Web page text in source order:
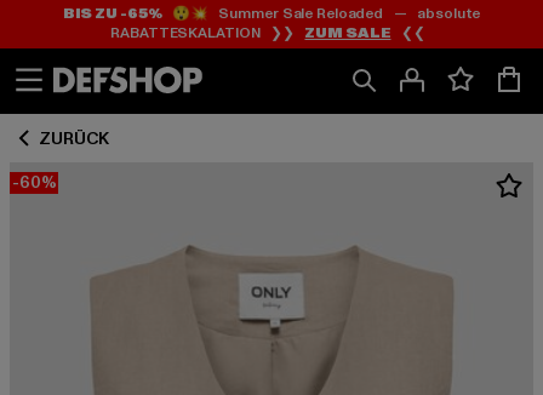
Zum
Inhalt
springen
Zum
Fußzeile
springen
BIS ZU -65%😲💥 Summer Sale Reloaded — absolute
RABATTESKALATION ❯❯ ZUM SALE ❮❮
ZURÜCK
-60%